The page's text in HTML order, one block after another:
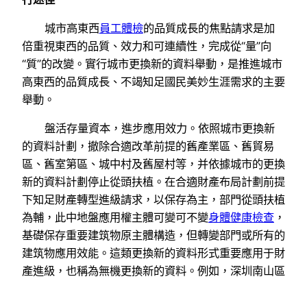
城市高東西員工體檢的品質成長的焦點請求是加
倍重視東西的品質、效力和可連續性，完成從“量”向
“質”的改變。實行城市更換新的資料舉動，是推進城市
高東西的品質成長、不竭知足國民美妙生涯需求的主要
舉動。
盤活存量資本，進步應用效力。依照城市更換新
的資料計劃，撤除合適改革前提的舊產業區、舊貿易
區、舊室第區、城中村及舊屋村等，并依據城市的更換
新的資料計劃停止從頭扶植。在合適財產布局計劃前提
下知足財產轉型進級請求，以保存為主，部門從頭扶植
為輔，此中地盤應用權主體可變可不變身體健康檢查 ，
基礎保存重要建筑物原主體構造，但轉變部門或所有的
建筑物應用效能。這類更換新的資料形式重要應用于財
產進級，也稱為無機更換新的資料。例如，深圳南山區